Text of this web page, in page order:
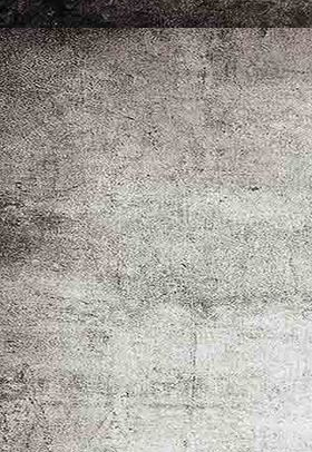
Heim1